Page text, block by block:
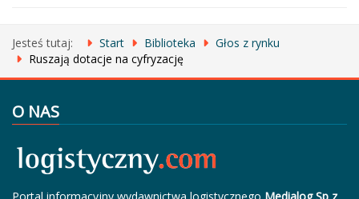
Jesteś tutaj: Start Biblioteka
Głos z rynku
Ruszają dotacje na cyfryzację
O NAS